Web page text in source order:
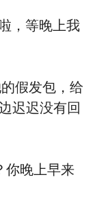
，等晚上我
假发包，给
迟迟没有回
你晚上早来